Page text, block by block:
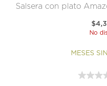
Salsera con plato
No
MESES